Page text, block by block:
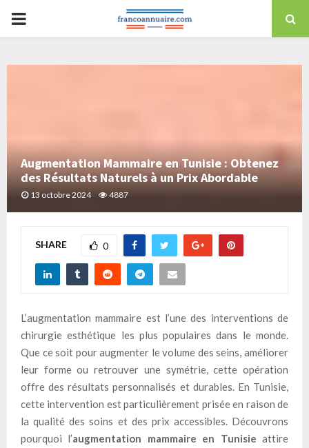
content
PRIMARY
Augmentation Mammaire en Tunisie : Obtenez
des Résultats Naturels à un Prix Abordable
13 octobre 2024 4887
SHARE 0
L’augmentation mammaire est l’une des interventions de
chirurgie esthétique les plus populaires dans le monde.
Que ce soit pour augmenter le volume des seins, améliorer
leur forme ou retrouver une symétrie, cette opération
offre des résultats personnalisés et durables. En Tunisie,
cette intervention est particulièrement prisée en raison de
la qualité des soins et des prix accessibles. Découvrons
pourquoi l’augmentation mammaire en Tunisie attire